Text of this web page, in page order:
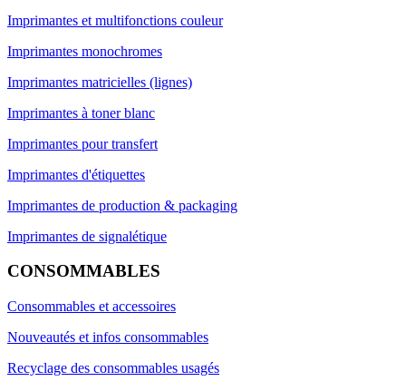
Imprimantes et multifonctions couleur
Imprimantes monochromes
Imprimantes matricielles (lignes)
Imprimantes à toner blanc
Imprimantes pour transfert
Imprimantes d'étiquettes
Imprimantes de production & packaging
Imprimantes de signalétique
CONSOMMABLES
Consommables et accessoires
Nouveautés et infos consommables
Recyclage des consommables usagés